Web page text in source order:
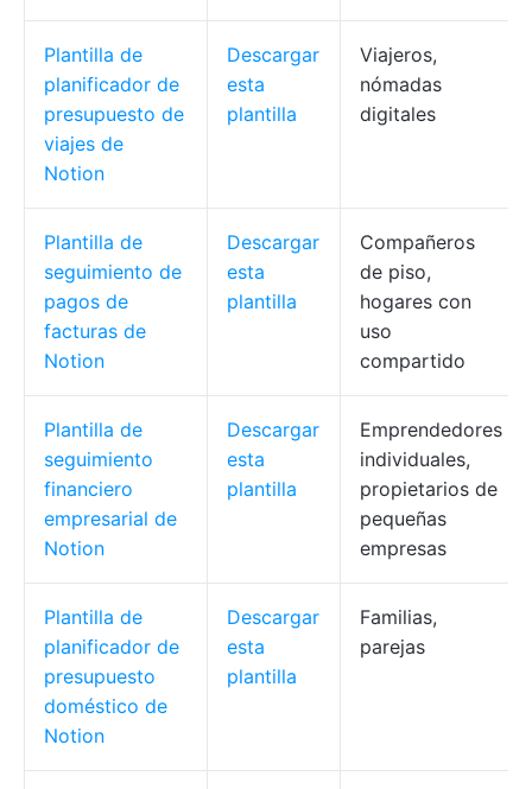
Plantilla de
planificador de
presupuesto de
viajes de
Notion
Descargar
esta
plantilla
Viajeros,
nómadas
digitales
Plantilla de
seguimiento de
pagos de
facturas de
Notion
Descargar
esta
plantilla
Compañeros
de piso,
hogares con
uso
compartido
Plantilla de
seguimiento
financiero
empresarial de
Notion
Descargar
esta
plantilla
Emprendedores
individuales,
propietarios de
pequeñas
empresas
Plantilla de
planificador de
presupuesto
doméstico de
Notion
Descargar
esta
plantilla
Familias,
parejas